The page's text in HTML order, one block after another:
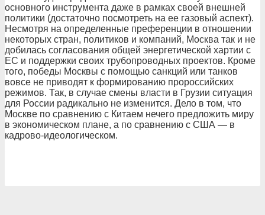
основного инструмента даже в рамках своей внешней
политики (достаточно посмотреть на ее газовый аспект).
Несмотря на определенные преференции в отношении
некоторых стран, политиков и компаний, Москва так и не
добилась согласования общей энергетической хартии с
ЕС и поддержки своих трубопроводных проектов. Кроме
того, победы Москвы с помощью санкций или танков
вовсе не приводят к формированию пророссийских
режимов. Так, в случае смены власти в Грузии ситуация
для России радикально не изменится. Дело в том, что
Москве по сравнению с Китаем нечего предложить миру
в экономическом плане, а по сравнению с США — в
кадрово-идеологическом.